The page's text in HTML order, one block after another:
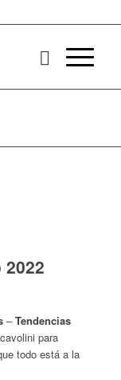
–Tendencias
para
todo está a la